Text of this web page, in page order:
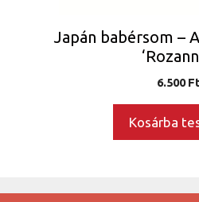
Japán babérsom –
6.500
Kosárba